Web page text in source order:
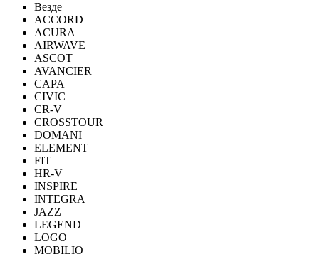
Везде
ACCORD
ACURA
AIRWAVE
ASCOT
AVANCIER
CAPA
CIVIC
CR-V
CROSSTOUR
DOMANI
ELEMENT
FIT
HR-V
INSPIRE
INTEGRA
JAZZ
LEGEND
LOGO
MOBILIO